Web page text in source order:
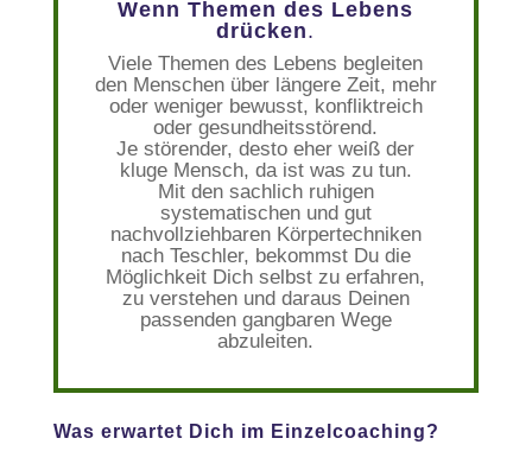
Wenn Themen des Lebens
drücken.
Viele Themen des Lebens begleiten
den Menschen über längere Zeit, mehr
oder weniger bewusst, konfliktreich
oder gesundheitsstörend.
Je störender, desto eher weiß der
kluge Mensch, da ist was zu tun.
Mit den sachlich ruhigen
systematischen und gut
nachvollziehbaren Körpertechniken
nach Teschler, bekommst Du die
Möglichkeit Dich selbst zu erfahren,
zu verstehen und daraus Deinen
passenden gangbaren Wege
abzuleiten.
Was erwartet Dich im Einzelcoaching?